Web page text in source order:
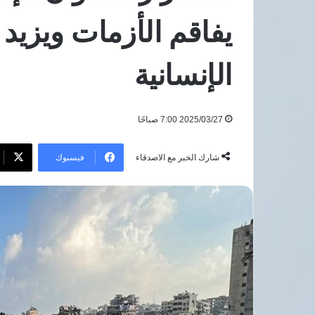
يفاقم الأزمات
الإنسانية
2025/03/27 7:00 صباحًا
شارك الخبر مع الاصدقاء فيسبوك
الإسرائيلية
8 دول عربية
الانتهاكات